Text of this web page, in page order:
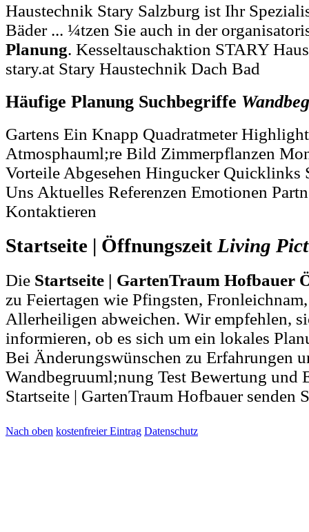
Haustechnik Stary Salzburg ist Ihr
Bäder ... ¼tzen Sie auch in der
Planung. Kesseltauschaktion STARY
stary.at Stary Haustechnik Dach Bad
Häufige Planung Suchbegriffe
Gartens Ein Knapp Quadratmeter
Atmosphauml;re Bild Zimmerpflanzen
Vorteile Abgesehen Hingucker Quicklinks
Uns Aktuelles Referenzen Emotionen
Kontaktieren
Startseite | ÖffnungszeitLiving
Die Startseite | GartenTraum Hofbauer
zu Feiertagen wie Pfingsten,
Allerheiligen abweichen. Wir empfehlen,
informieren, ob es sich um ein lokales
Bei Änderungswünschen zu Erfahrungen
Wandbegruuml;nung Test Bewertung und
Startseite | GartenTraum Hofbauer senden
Nach oben kostenfreier Eintrag Datenschutz